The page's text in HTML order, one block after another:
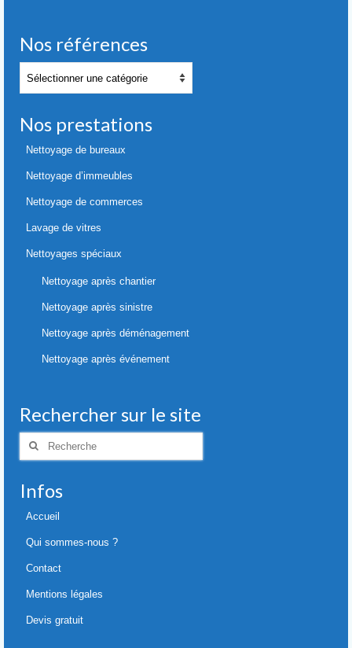
Nos références
références
Nos prestations
Nettoyage de bureaux
Nettoyage d’immeubles
Nettoyage de commerces
Lavage de vitres
Nettoyages spéciaux
Nettoyage après chantier
Nettoyage après sinistre
Nettoyage après déménagement
Nettoyage après événement
Rechercher sur le site
Infos
Accueil
Qui sommes-nous ?
Contact
Mentions légales
Devis gratuit